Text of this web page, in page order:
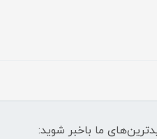
ما باخبر شوید: